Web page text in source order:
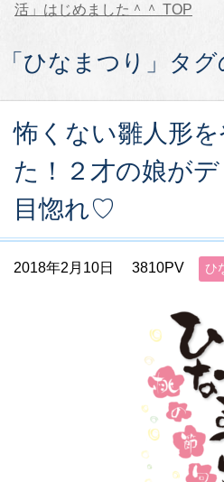
活」はじめました＾＾ TOP
「ひなまつり」タ
怖くない雛人形
た！２才の娘が
目惚れ♡
2018年2月10日 3810PV ひ